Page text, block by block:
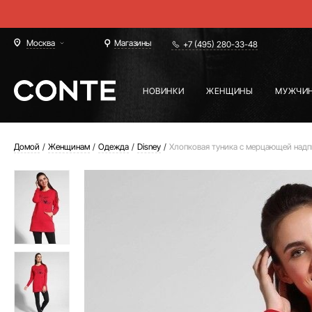
Москва Магазины +7 (495) 280-33-48
НОВИНКИ ЖЕНЩИНЫ
Домой Женщинам Одежда Disney Хлопковая туника с мерцающей